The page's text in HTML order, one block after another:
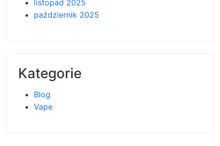
listopad 2025
październik 2025
Kategorie
Blog
Vape